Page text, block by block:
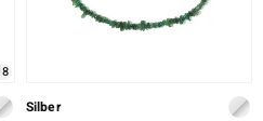
Silber